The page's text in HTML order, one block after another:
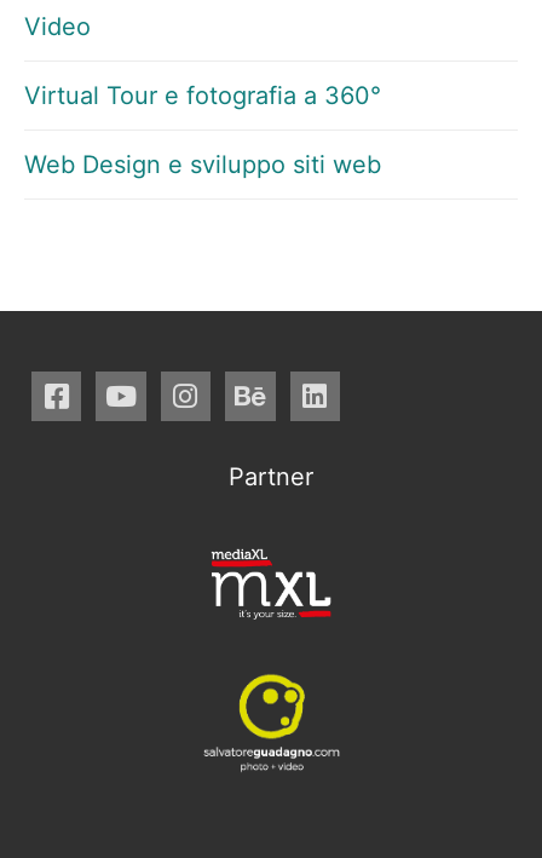
Video
Virtual Tour e fotografia a 360°
Web Design e sviluppo siti web
Partner